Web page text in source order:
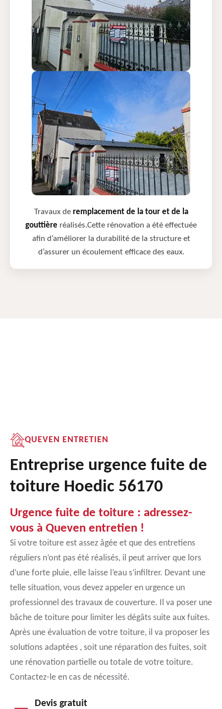
Travaux de remplacement de la tour et de la
gouttière réalisés.Cette rénovation a été effectuée
afin d’améliorer la durabilité de la structure et
d’assurer un écoulement efficace des eaux.
QUEVEN ENTRETIEN
Entreprise urgence fuite de
toiture Hoedic 56170
Urgence fuite de toiture : adressez-
vous à Queven entretien !
Si votre toiture est assez âgée et que des entretiens
réguliers n’ont pas été réalisés, il peut arriver que lors
d’une forte pluie, elle laisse l’eau s’infiltrer. Devant une
telle situation, vous devez appeler en urgence un
professionnel des travaux de couverture. Il va poser une
bâche de toiture pour limiter les dégâts suite aux fuites.
Après une évaluation de votre toiture, il va proposer les
solutions adaptées , soit une réparation des fuites, soit
une rénovation partielle ou totale de votre toiture.
Contactez-le en cas de nécessité.
Devis gratuit